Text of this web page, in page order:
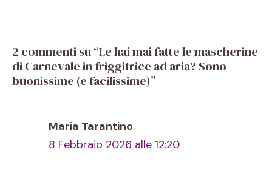
2 commenti su “Le hai mai fatte le mascherine
di Carnevale in friggitrice ad aria? Sono
buonissime (e facilissime)”
Maria Tarantino
8 Febbraio 2026 alle 12:20